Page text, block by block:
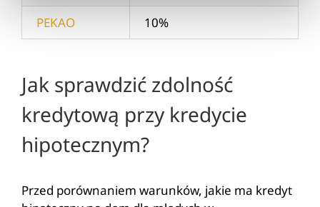
PEKAO
10%
Jak sprawdzić zdolność
kredytową przy kredycie
hipotecznym?
Przed porównaniem warunków, jakie ma kredyt